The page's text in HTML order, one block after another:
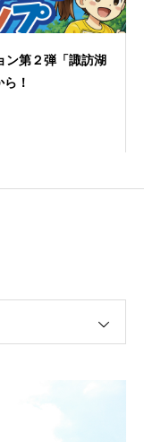
ン第２弾「諏訪湖
！
クに乗って諏訪